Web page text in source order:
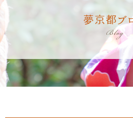
夢京都ブ
Blog